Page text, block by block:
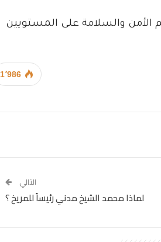
والسلامة على المستويين
1٬986
التالي
لماذا محمد الشيخ مدني رئيساً للمريخ ؟